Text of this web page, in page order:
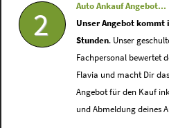
2
Auto Ankauf Angebot...
Unser Angebot kommt
Stunden. Unser
Fachpersonal bewertet
Flavia und macht Dir
Angebot für den Kauf
und Abmeldung deines